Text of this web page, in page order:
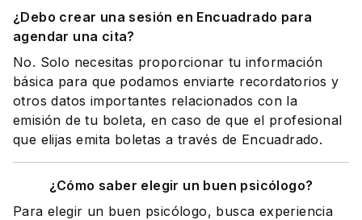
¿Debo crear una sesión en Encuadrado para
agendar una cita?
No. Solo necesitas proporcionar tu información
básica para que podamos enviarte recordatorios y
otros datos importantes relacionados con la
emisión de tu boleta, en caso de que el profesional
que elijas emita boletas a través de Encuadrado.
¿Cómo saber elegir un buen psicólogo?
Para elegir un buen psicólogo, busca experiencia